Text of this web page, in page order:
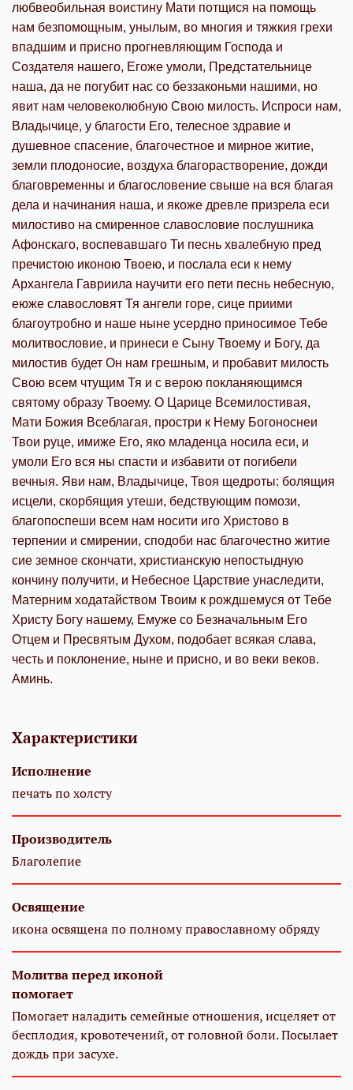
любвеобильная воистину Мати потщися на помощь
нам безпомощным, унылым, во многия и тяжкия грехи
впадшим и присно прогневляющим Господа и
Создателя нашего, Егоже умоли, Предстательнице
наша, да не погубит нас со беззаконьми нашими, но
явит нам человеколюбную Свою милость. Испроси нам,
Владычице, у благости Его, телесное здравие и
душевное спасение, благочестное и мирное житие,
земли плодоносие, воздуха благорастворение, дожди
благовременны и благословение свыше на вся благая
дела и начинания наша, и якоже древле призрела еси
милостиво на смиренное славословие послушника
Афонскаго, воспевавшаго Ти песнь хвалебную пред
пречистою иконою Твоею, и послала еси к нему
Архангела Гавриила научити его пети песнь небесную,
еюже славословят Тя ангели горе, сице приими
благоутробно и наше ныне усердно приносимое Тебе
молитвословие, и принеси е Сыну Твоему и Богу, да
милостив будет Он нам грешным, и пробавит милость
Свою всем чтущим Тя и с верою покланяющимся
святому образу Твоему. О Царице Всемилостивая,
Мати Божия Всеблагая, простри к Нему Богоноснеи
Твои руце, имиже Его, яко младенца носила еси, и
умоли Его вся ны спасти и избавити от погибели
вечныя. Яви нам, Владычице, Твоя щедроты: болящия
исцели, скорбящия утеши, бедствующим помози,
благопоспеши всем нам носити иго Христово в
терпении и смирении, сподоби нас благочестно житие
сие земное скончати, христианскую непостыдную
кончину получити, и Небесное Царствие унаследити,
Матерним ходатайством Твоим к рождшемуся от Тебе
Христу Богу нашему, Емуже со Безначальным Его
Отцем и Пресвятым Духом, подобает всякая слава,
честь и поклонение, ныне и присно, и во веки веков.
Аминь.
Характеристики
Исполнение
печать по холсту
Производитель
Благолепие
Освящение
икона освящена по полному православному обряду
Молитва перед иконой
помогает
Помогает наладить семейные отношения, исцеляет от
бесплодия, кровотечений, от головной боли. Посылает
дождь при засухе.